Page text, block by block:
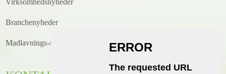
Branchenyheder
Madlavnings-/opskriftsnyheder